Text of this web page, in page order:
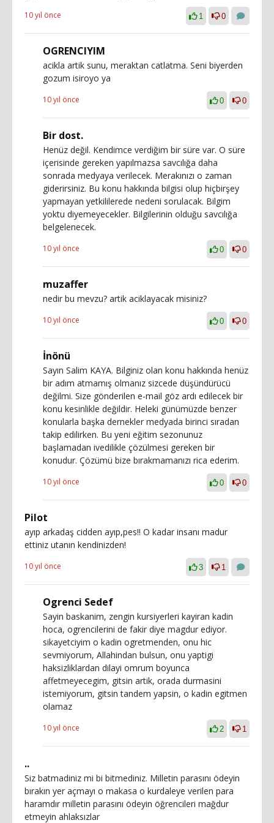
10 yıl önce 1 0
OGRENCIYIM
acikla artik sunu, meraktan catlatma. Seni biyerden
gozum isiroyo ya
10 yıl önce 0 0
Bir dost.
Henüz değil. Kendimce verdiğim bir süre var. O süre
içerisinde gereken yapılmazsa savcılığa daha
sonrada medyaya verilecek. Merakınızı o zaman
giderirsiniz. Bu konu hakkında bilgisi olup hiçbirşey
yapmayan yetkililerede nedeni sorulacak. Bilgim
yoktu diyemeyecekler. Bilgilerinin olduğu savcılığa
belgelenecek.
10 yıl önce 0 0
muzaffer
nedir bu mevzu? artik aciklayacak misiniz?
10 yıl önce 0 0
İnönü
Sayın Salim KAYA. Bilginiz olan konu hakkında henüz
bir adım atmamış olmanız sizcede düşündürücü
değilmi. Size gönderilen e-mail göz ardı edilecek bir
konu kesinlikle değildir. Heleki günümüzde benzer
konularla başka dernekler medyada birinci sıradan
takip edilirken. Bu yeni eğitim sezonunuz
başlamadan ivedilikle çözülmesi gereken bir
konudur. Çözümü bize bırakmamanızı rica ederim.
10 yıl önce 0 0
Pilot
ayıp arkadaş cidden ayıp,pes!! O kadar insanı madur
ettiniz utanın kendinizden!
10 yıl önce 3 1
Ogrenci Sedef
Sayin baskanim, zengin kursiyerleri kayiran kadin
hoca, ogrencilerini de fakir diye magdur ediyor.
sikayetciyim o kadin ogretmenden, onu hic
sevmiyorum, Allahindan bulsun, onu yaptigi
haksizliklardan dilayi omrum boyunca
affetmeyecegim, gitsin artik, orada durmasini
istemiyorum, gitsin tandem yapsin, o kadin egitmen
olamaz
10 yıl önce 2 1
..
Siz batmadiniz mi bi bitmediniz. Milletin parasını ödeyin
bırakın yer açmayı o makasa o kurdaleye verilen para
haramdır milletin parasını ödeyin öğrencileri mağdur
etmeyin ahlaksızlar